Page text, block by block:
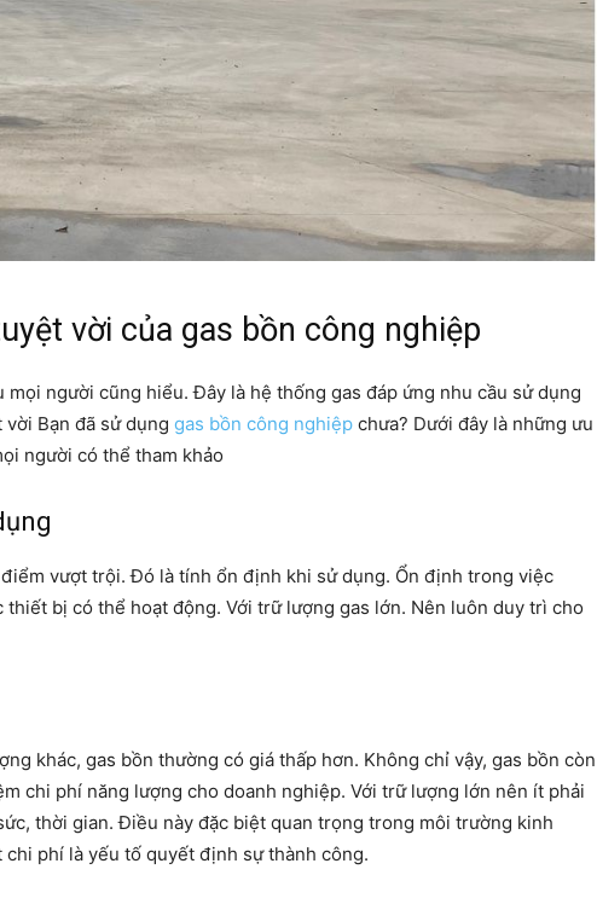
vời của gas bồn công nghiệp
mọi người cũng hiểu. Đây là hệ thống gas đáp ứng nhu cầu sử dụng
Bạn đã sử dụng gas bồn công nghiệp chưa? Dưới đây là những ưu
người có thể tham khảo
vượt trội. Đó là tính ổn định khi sử dụng. Ổn định trong việc
thiết bị có thể hoạt động. Với trữ lượng gas lớn. Nên luôn duy trì cho
khác, gas bồn thường có giá thấp hơn. Không chỉ vậy, gas bồn còn
chi phí năng lượng cho doanh nghiệp. Với trữ lượng lớn nên ít phải
thời gian. Điều này đặc biệt quan trọng trong môi trường kinh
phí là yếu tố quyết định sự thành công.